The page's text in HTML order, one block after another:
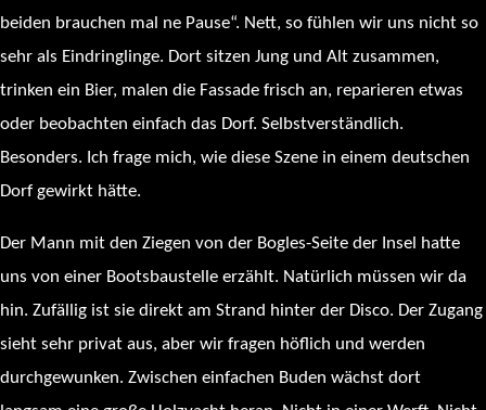
beiden brauchen mal ne Pause“. Nett, so fühlen wir uns nicht so
sehr als Eindringlinge. Dort sitzen Jung und Alt zusammen,
trinken ein Bier, malen die Fassade frisch an, reparieren etwas
oder beobachten einfach das Dorf. Selbstverständlich.
Besonders. Ich frage mich, wie diese Szene in einem deutschen
Dorf gewirkt hätte.
Der Mann mit den Ziegen von der Bogles-Seite der Insel hatte
uns von einer Bootsbaustelle erzählt. Natürlich müssen wir da
hin. Zufällig ist sie direkt am Strand hinter der Disco. Der Zugang
sieht sehr privat aus, aber wir fragen höflich und werden
durchgewunken. Zwischen einfachen Buden wächst dort